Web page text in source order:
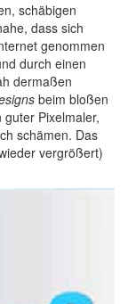
schäbigen
dass sich
genommen
durch einen
dermaßen
beim bloßen
Pixelmaler,
schämen. Das
vergrößert)